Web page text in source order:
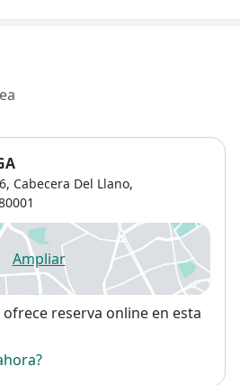
Cabecera Del Llano,
Ampliarse abre en una nueva
reserva online en esta